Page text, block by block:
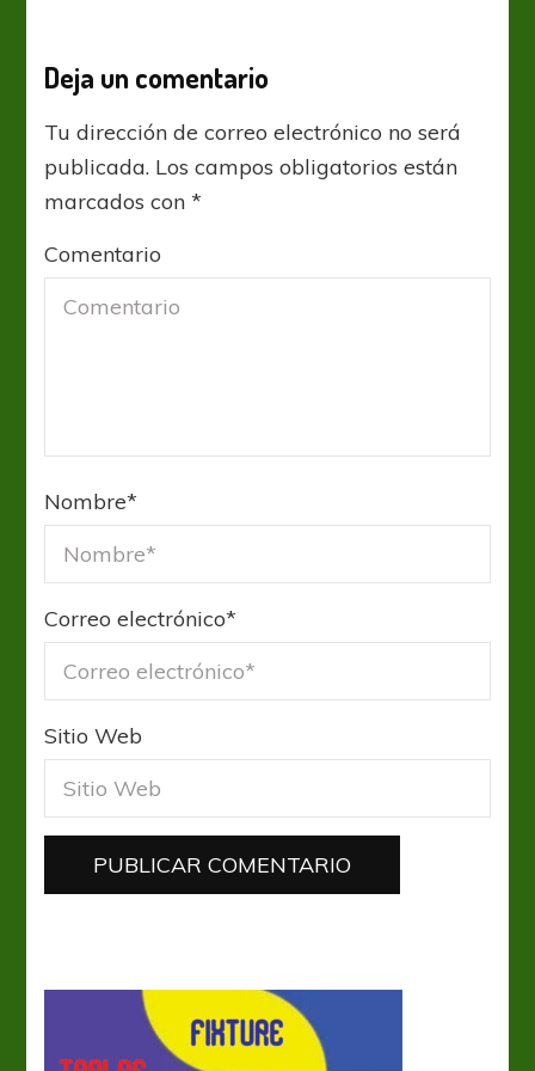
Deja un comentario
Tu dirección de correo electrónico no será
publicada. Los campos obligatorios están
marcados con*
Comentario
Nombre*
Correo electrónico*
Sitio Web